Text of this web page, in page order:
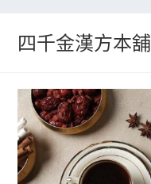
四千金漢方本舖